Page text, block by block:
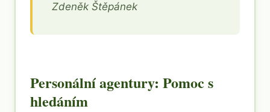
Zdeněk Štěpánek
Personální agentury: Pomoc s
hledáním